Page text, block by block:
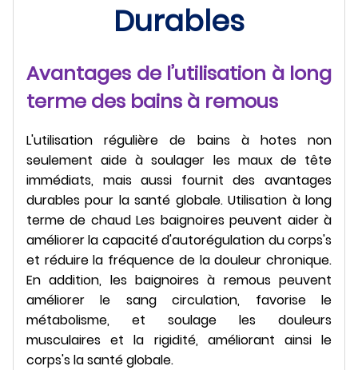
Durables
Avantages de l’utilisation à long
terme des bains à remous
L'utilisation régulière de bains à hotes non
seulement aide à soulager les maux de tête
immédiats, mais aussi fournit des avantages
durables pour la santé globale. Utilisation à long
terme de chaud Les baignoires peuvent aider à
améliorer la capacité d'autorégulation du corps's
et réduire la fréquence de la douleur chronique.
En addition, les baignoires à remous peuvent
améliorer le sang circulation, favorise le
métabolisme, et soulage les douleurs
musculaires et la rigidité, améliorant ainsi le
corps's la santé globale.